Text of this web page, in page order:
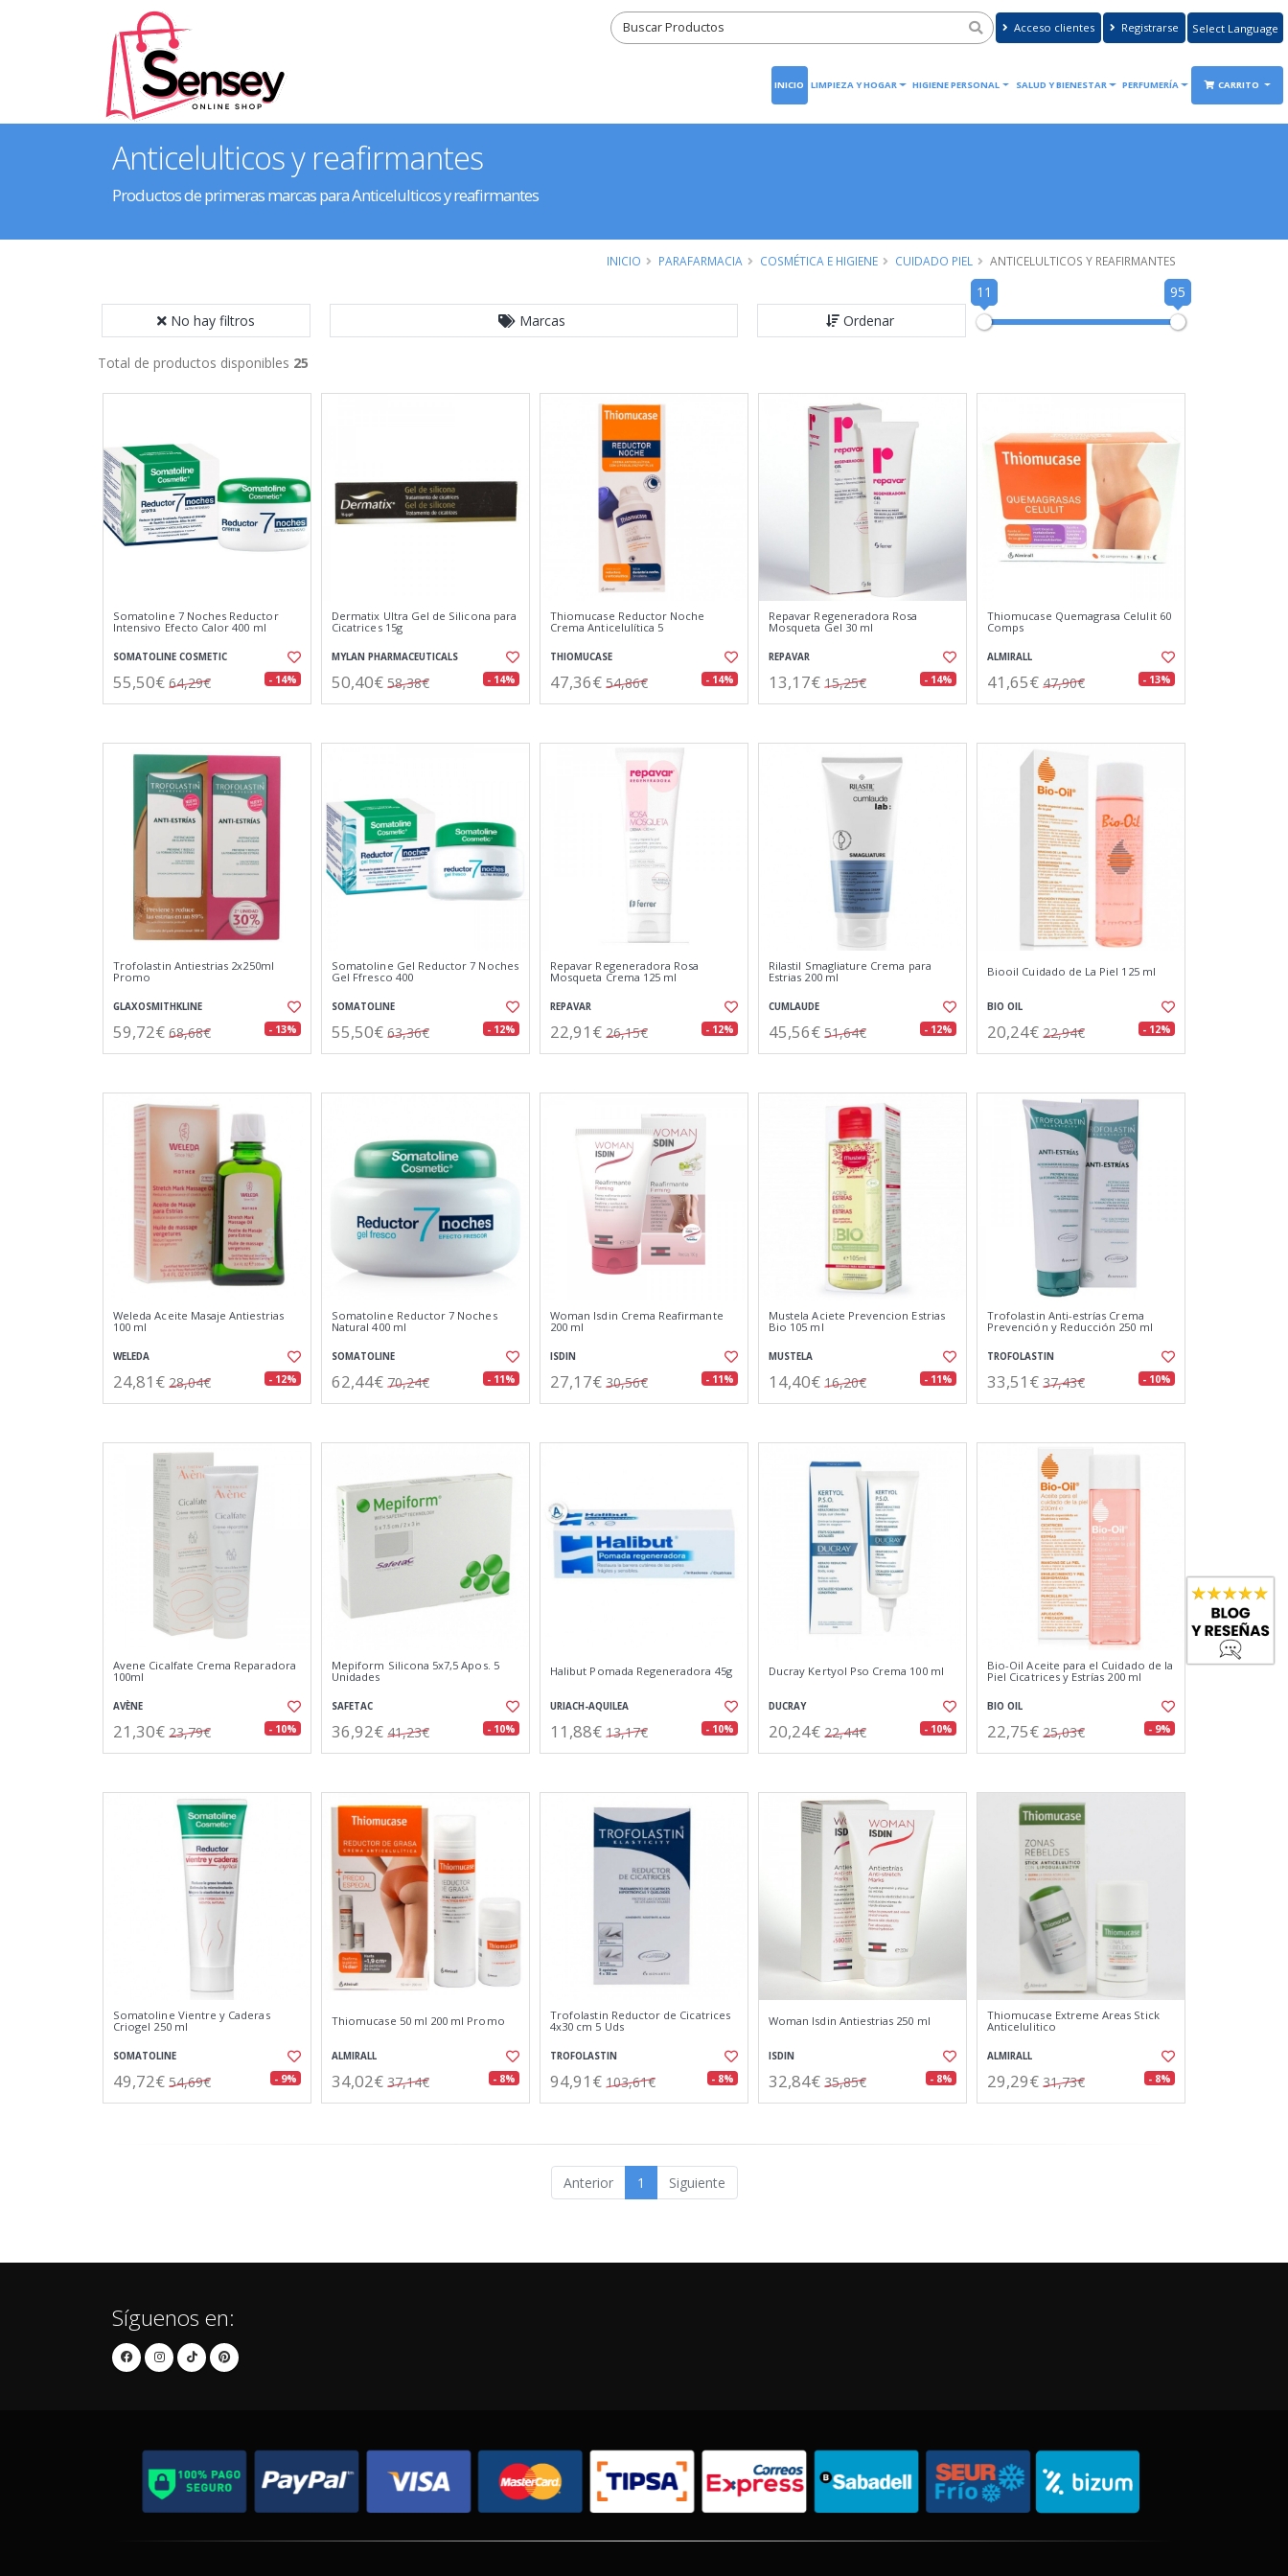
Acceso clientes Registrarse
Translate
INICIO LIMPIEZA Y HOGAR HIGIENE PERSONAL SALUD Y BIENESTAR PERFUMERÍA CARRITO
Anticelulticos y reafirmantes
Productos de primeras marcas para Anticelulticos y reafirmantes
INICIO PARAFARMACIA COSMÉTICA E HIGIENE CUIDADO PIEL ANTICELULTICOS Y REAFIRMANTES
No hay filtros Marcas Ordenar
11 95
Total de productos disponibles 25
Somatoline 7 Noches Reductor
Intensivo Efecto Calor 400 ml
SOMATOLINE COSMETIC
55,50€ 64,29€ - 14%
Dermatix Ultra Gel de Silicona para
Cicatrices 15g
MYLAN PHARMACEUTICALS
50,40€ 58,38€ - 14%
Thiomucase Reductor Noche
Crema Anticelulítica 5
THIOMUCASE
47,36€ 54,86€ - 14%
Repavar Regeneradora Rosa
Mosqueta Gel 30 ml
REPAVAR
13,17€ 15,25€ - 14%
Thiomucase Quemagrasa Celulit 60
Comps
ALMIRALL
41,65€ 47,90€ - 13%
Trofolastin Antiestrias 2x250ml
Promo
GLAXOSMITHKLINE
59,72€ 68,68€ - 13%
Somatoline Gel Reductor 7 Noches
Gel Ffresco 400
SOMATOLINE
55,50€ 63,36€ - 12%
Repavar Regeneradora Rosa
Mosqueta Crema 125 ml
REPAVAR
22,91€ 26,15€ - 12%
Rilastil Smagliature Crema para
Estrias 200 ml
CUMLAUDE
45,56€ 51,64€ - 12%
Biooil Cuidado de La Piel 125 ml
BIO OIL
20,24€ 22,94€ - 12%
Weleda Aceite Masaje Antiestrias
100 ml
WELEDA
24,81€ 28,04€ - 12%
Somatoline Reductor 7 Noches
Natural 400 ml
SOMATOLINE
62,44€ 70,24€ - 11%
Woman Isdin Crema Reafirmante
200 ml
ISDIN
27,17€ 30,56€ - 11%
Mustela Aciete Prevencion Estrias
Bio 105 ml
MUSTELA
14,40€ 16,20€ - 11%
Trofolastin Anti-estrías Crema
Prevención y Reducción 250 ml
TROFOLASTIN
33,51€ 37,43€ - 10%
Avene Cicalfate Crema Reparadora
100ml
AVÈNE
21,30€ 23,79€ - 10%
Mepiform Silicona 5x7,5 Apos. 5
Unidades
SAFETAC
36,92€ 41,23€ - 10%
Halibut Pomada Regeneradora 45g
URIACH-AQUILEA
11,88€ 13,17€ - 10%
Ducray Kertyol Pso Crema 100 ml
DUCRAY
20,24€ 22,44€ - 10%
Bio-Oil Aceite para el Cuidado de la
Piel Cicatrices y Estrías 200 ml
BIO OIL
22,75€ 25,03€ - 9%
Somatoline Vientre y Caderas
Criogel 250 ml
SOMATOLINE
49,72€ 54,69€ - 9%
Thiomucase 50 ml 200 ml Promo
ALMIRALL
34,02€ 37,14€ - 8%
Trofolastin Reductor de Cicatrices
4x30 cm 5 Uds
TROFOLASTIN
94,91€ 103,61€ - 8%
Woman Isdin Antiestrias 250 ml
ISDIN
32,84€ 35,85€ - 8%
Thiomucase Extreme Areas Stick
Anticelulitico
ALMIRALL
29,29€ 31,73€ - 8%
Anterior 1 Siguiente
Síguenos en: